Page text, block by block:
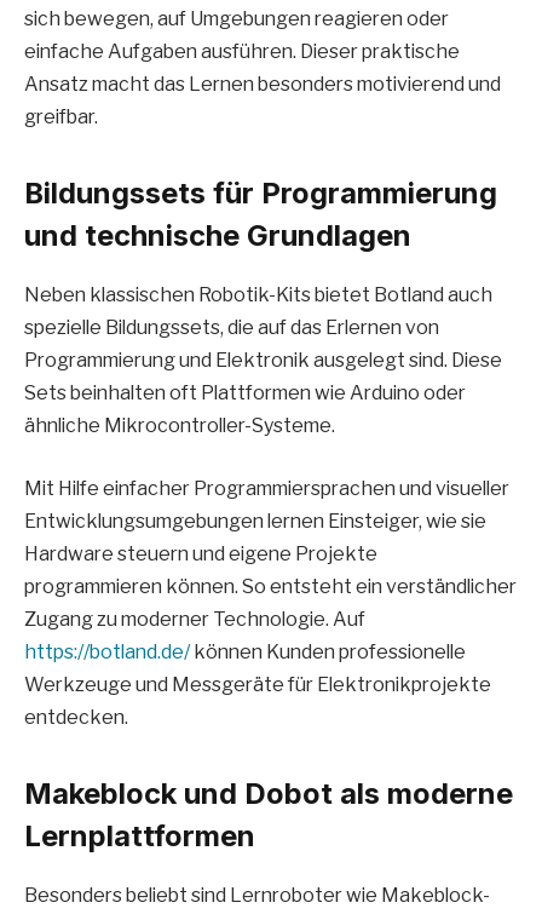
sich bewegen, auf Umgebungen reagieren oder
einfache Aufgaben ausführen. Dieser praktische
Ansatz macht das Lernen besonders motivierend und
greifbar.
Bildungssets für Programmierung
und technische Grundlagen
Neben klassischen Robotik-Kits bietet Botland auch
spezielle Bildungssets, die auf das Erlernen von
Programmierung und Elektronik ausgelegt sind. Diese
Sets beinhalten oft Plattformen wie Arduino oder
ähnliche Mikrocontroller-Systeme.
Mit Hilfe einfacher Programmiersprachen und visueller
Entwicklungsumgebungen lernen Einsteiger, wie sie
Hardware steuern und eigene Projekte
programmieren können. So entsteht ein verständlicher
Zugang zu moderner Technologie. Auf
https://botland.de/können Kunden professionelle
Werkzeuge und Messgeräte für Elektronikprojekte
entdecken.
Makeblock und Dobot als moderne
Lernplattformen
Besonders beliebt sind Lernroboter wie Makeblock-